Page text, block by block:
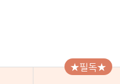
★필독★